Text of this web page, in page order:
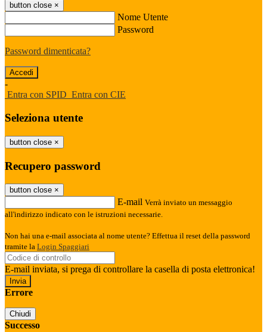
button close ×
Nome Utente
Password
Password dimenticata?
-
Entra con SPID Entra con CIE
Seleziona utente
button close ×
Recupero password
button close ×
E-mail Verrà inviato un messaggio
all'indirizzo indicato con le istruzioni necessarie.
Non hai una e-mail associata al nome utente? Effettua il reset della password
tramite la Login Spaggiari
E-mail inviata, si prega di controllare la casella di posta elettronica!
Errore
Chiudi
Successo